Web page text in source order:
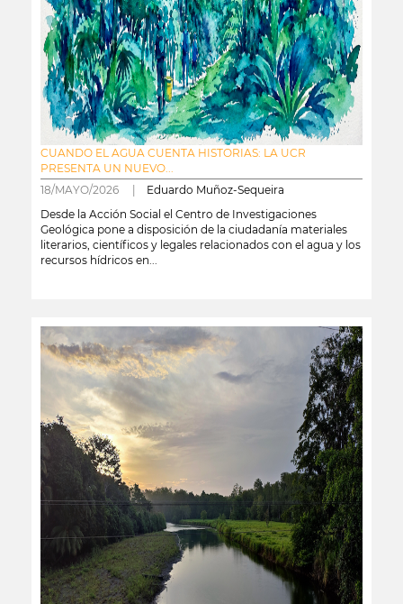
CUANDO EL AGUA CUENTA HISTORIAS: LA UCR
PRESENTA UN NUEVO...
18/MAYO/2026 | Eduardo Muñoz-Sequeira
Desde la Acción Social el Centro de Investigaciones
Geológica pone a disposición de la ciudadanía materiales
literarios, científicos y legales relacionados con el agua y los
recursos hídricos en...